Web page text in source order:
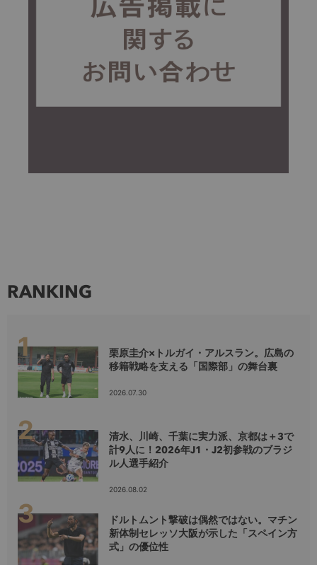
RANKING
栗原圭介×トルガイ・アルスラン。広島の
移籍戦略を支える「国際部」の舞台裏
2026.07.30
清水、川崎、千葉に実力派、京都は＋3で
計9人に！2026年J1・J2初参戦のブラジ
ル人選手紹介
2026.08.02
ドルトムント撃破は偶然ではない。マチン
新体制セレッソ大阪が示した「スペイン方
式」の優位性